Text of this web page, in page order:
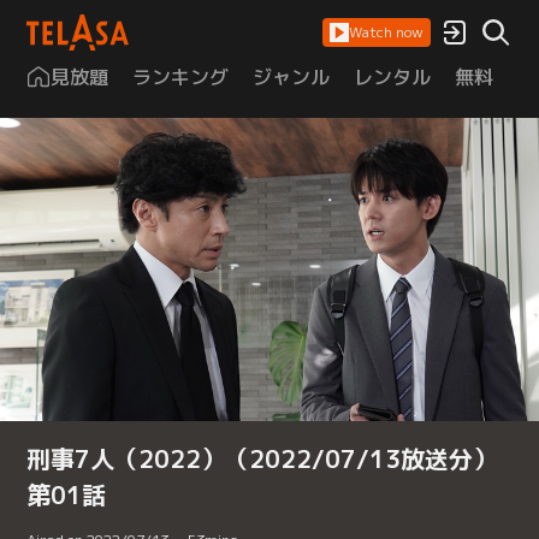
Watch now
見放題 ランキング ジャンル レンタル 無料
刑事7人（2022）（2022/07/13放送分）
第01話